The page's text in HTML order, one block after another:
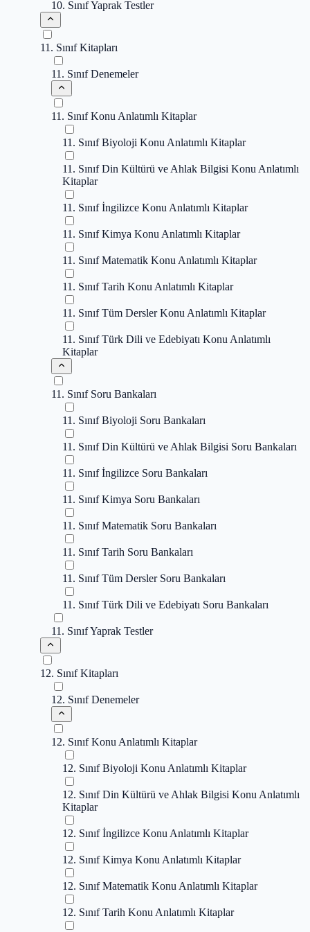
10. Sınıf Yaprak Testler
11. Sınıf Kitapları
11. Sınıf Denemeler
11. Sınıf Konu Anlatımlı Kitaplar
11. Sınıf Biyoloji Konu Anlatımlı Kitaplar
11. Sınıf Din Kültürü ve Ahlak Bilgisi Konu Anlatımlı
Kitaplar
11. Sınıf İngilizce Konu Anlatımlı Kitaplar
11. Sınıf Kimya Konu Anlatımlı Kitaplar
11. Sınıf Matematik Konu Anlatımlı Kitaplar
11. Sınıf Tarih Konu Anlatımlı Kitaplar
11. Sınıf Tüm Dersler Konu Anlatımlı Kitaplar
11. Sınıf Türk Dili ve Edebiyatı Konu Anlatımlı
Kitaplar
11. Sınıf Soru Bankaları
11. Sınıf Biyoloji Soru Bankaları
11. Sınıf Din Kültürü ve Ahlak Bilgisi Soru Bankaları
11. Sınıf İngilizce Soru Bankaları
11. Sınıf Kimya Soru Bankaları
11. Sınıf Matematik Soru Bankaları
11. Sınıf Tarih Soru Bankaları
11. Sınıf Tüm Dersler Soru Bankaları
11. Sınıf Türk Dili ve Edebiyatı Soru Bankaları
11. Sınıf Yaprak Testler
12. Sınıf Kitapları
12. Sınıf Denemeler
12. Sınıf Konu Anlatımlı Kitaplar
12. Sınıf Biyoloji Konu Anlatımlı Kitaplar
12. Sınıf Din Kültürü ve Ahlak Bilgisi Konu Anlatımlı
Kitaplar
12. Sınıf İngilizce Konu Anlatımlı Kitaplar
12. Sınıf Kimya Konu Anlatımlı Kitaplar
12. Sınıf Matematik Konu Anlatımlı Kitaplar
12. Sınıf Tarih Konu Anlatımlı Kitaplar